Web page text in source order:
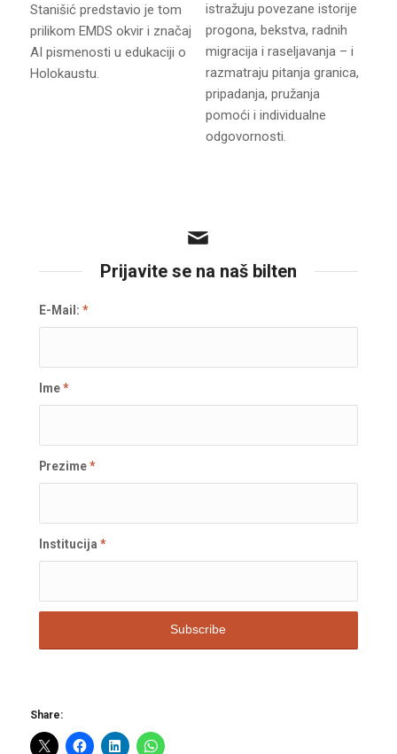
Stanišić predstavio je tom
prilikom EMDS okvir i značaj
AI pismenosti u edukaciji o
Holokaustu.
istražuju povezane istorije
progona, bekstva, radnih
migracija i raseljavanja – i
razmatraju pitanja granica,
pripadanja, pružanja
pomoći i individualne
odgovornosti.
Prijavite se na naš bilten
E-Mail: *
Ime*
Prezime*
Institucija *
Share: